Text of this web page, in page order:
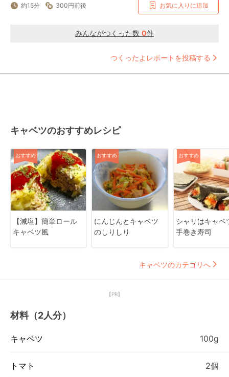
約15分 300円前後 お気に入りに追加
みんながつくった数 0件
つくったよレポートを投稿する
キャベツのおすすめレシピ
おすすめ
【減塩】簡単ロール
キャベツ風
おすすめ
にんじんとキャベツ
のしりしり
おすすめ
シャリはキャベ
手巻き寿司
キャベツのカテゴリへ
【PR】
材料（2人分）
キャベツ 100g
トマト 2個